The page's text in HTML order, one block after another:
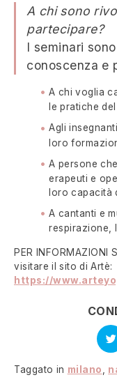
A chi sono
partecipare?
I seminari
conoscenza e
A chi voglia
le pratiche
Agli
loro
A persone
erapeuti e
loro capacità
A cantanti e
respirazione,
PER INFORMAZIONI
visitare il sito di Artè:
https://
Taggato in milano